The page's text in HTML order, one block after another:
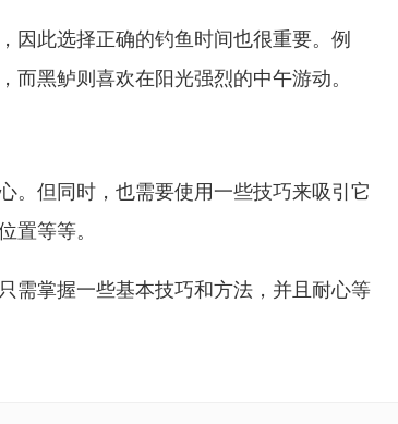
因此选择正确的钓鱼时间也很重要。例
而黑鲈则喜欢在阳光强烈的中午游动。
。但同时，也需要使用一些技巧来吸引它
置等等。
需掌握一些基本技巧和方法，并且耐心等